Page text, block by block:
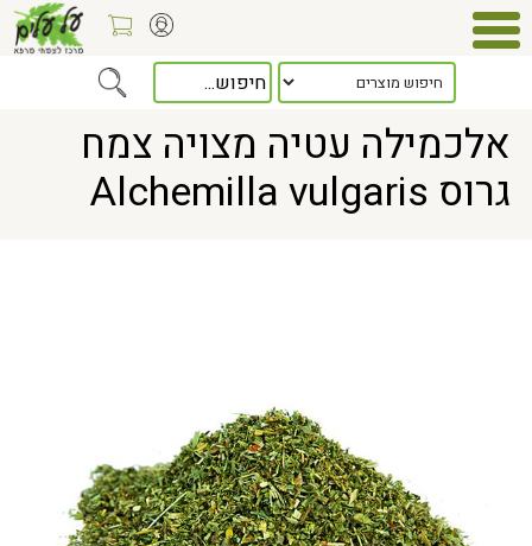
> אלכמילה עטיה מצויה צמח גרוס Alchemilla vulgaris
אלכמילה עטיה מצויה צמח
גרוס Alchemilla vulgaris